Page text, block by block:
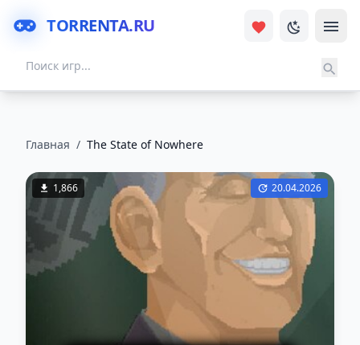
TORRENTA.RU
Главная / The State of Nowhere
1,866 20.04.2026